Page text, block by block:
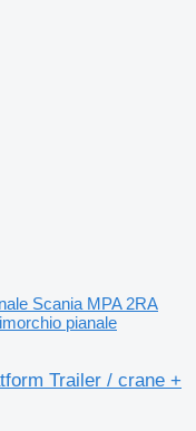
Scania MPA 2RA
pianale
Trailer / crane +